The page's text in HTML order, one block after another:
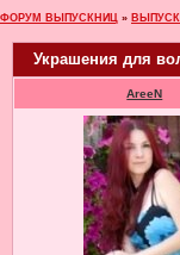
ФОРУМ ВЫПУСКНИЦ »
Украшения для
AreeN